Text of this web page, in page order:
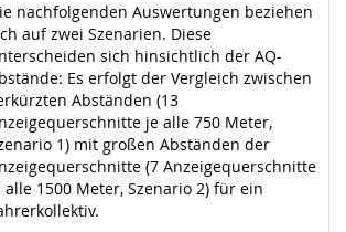
nachfolgenden Auswertungen beziehen
auf zwei Szenarien. Diese
sich hinsichtlich der AQ-
Es erfolgt der Vergleich zwischen
Abständen (13
je alle 750 Meter,
1) mit großen Abständen der
(7 Anzeigequerschnitte
alle 1500 Meter, Szenario 2) für ein